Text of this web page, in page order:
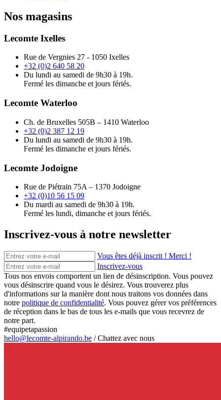
Nos magasins
Lecomte Ixelles
Rue de Vergnies 27 - 1050 Ixelles
+32 (0)2 640 58 20
Du lundi au samedi de 9h30 à 19h.
Fermé les dimanche et jours fériés.
Lecomte Waterloo
Ch. de Bruxelles 505B – 1410 Waterloo
+32 (0)2 387 12 19
Du lundi au samedi de 9h30 à 19h.
Fermé les dimanche et jours fériés.
Lecomte Jodoigne
Rue de Piétrain 75A – 1370 Jodoigne
+32 (0)10 56 15 09
Du mardi au samedi de 9h30 à 19h.
Fermé les lundi, dimanche et jours fériés.
Inscrivez-vous à notre newsletter
Vous êtes déjà inscrit ! Merci !
Inscrivez-vous
Tous nos envois comportent un lien de désinscription. Vous pouvez
vous désinscrire quand vous le désirez. Vous trouverez plus
d'informations sur la manière dont nous traitons vos données dans
notre politique de confidentialité. Vous pouvez gérer vos préférences
de réception dans le bas de tous les e-mails que vous recevrez de
notre part.
#equipetapassion
hello@lecomte-alpirando.be /Chattez avec nous